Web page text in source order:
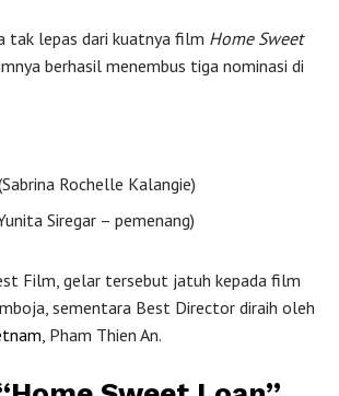
tak lepas dari kuatnya film Home Sweet
berhasil menembus tiga nominasi di
Rochelle Kalangie)
Siregar – pemenang)
Film, gelar tersebut jatuh kepada film
sementara Best Director diraih oleh
, Pham Thien An.